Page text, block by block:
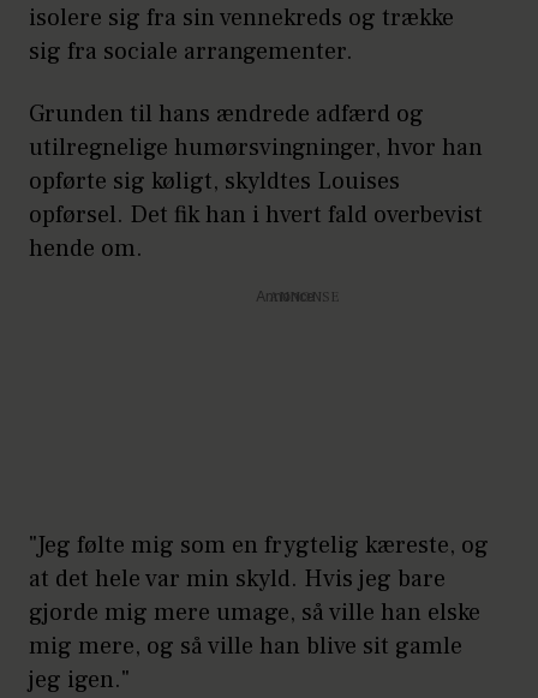
isolere sig fra sin vennekreds og trække
sig fra sociale arrangementer.
Grunden til hans ændrede adfærd og
utilregnelige humørsvingninger, hvor han
opførte sig køligt, skyldtes Louises
opførsel. Det fik han i hvert fald overbevist
hende om.
Annonce
"Jeg følte mig som en frygtelig kæreste, og
at det hele var min skyld. Hvis jeg bare
gjorde mig mere umage, så ville han elske
mig mere, og så ville han blive sit gamle
jeg igen."